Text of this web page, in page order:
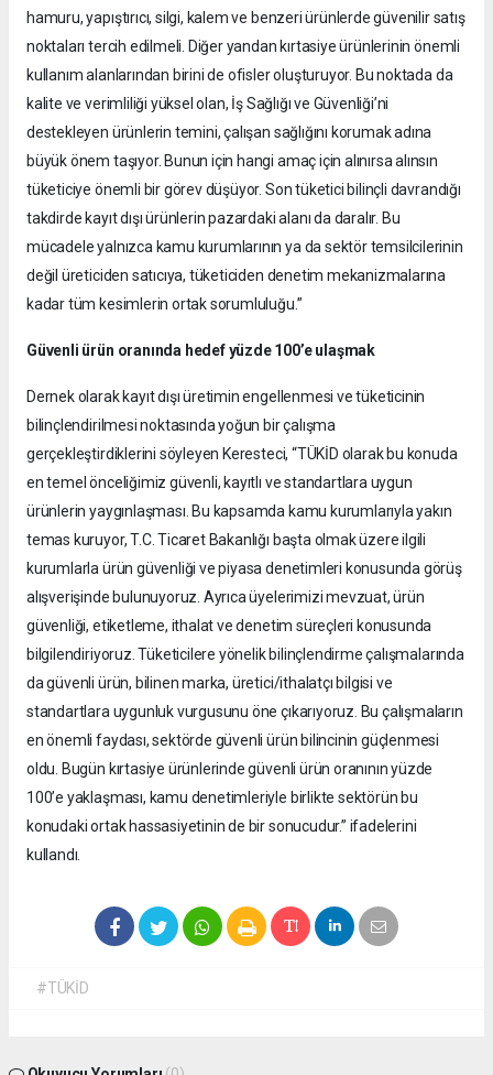
hamuru, yapıştırıcı, silgi, kalem ve benzeri ürünlerde güvenilir satış
noktaları tercih edilmeli. Diğer yandan kırtasiye ürünlerinin önemli
kullanım alanlarından birini de ofisler oluşturuyor. Bu noktada da
kalite ve verimliliği yüksel olan, İş Sağlığı ve Güvenliği’ni
destekleyen ürünlerin temini, çalışan sağlığını korumak adına
büyük önem taşıyor. Bunun için hangi amaç için alınırsa alınsın
tüketiciye önemli bir görev düşüyor. Son tüketici bilinçli davrandığı
takdirde kayıt dışı ürünlerin pazardaki alanı da daralır. Bu
mücadele yalnızca kamu kurumlarının ya da sektör temsilcilerinin
değil üreticiden satıcıya, tüketiciden denetim mekanizmalarına
kadar tüm kesimlerin ortak sorumluluğu.”
Güvenli ürün oranında hedef yüzde 100’e ulaşmak
Dernek olarak kayıt dışı üretimin engellenmesi ve tüketicinin
bilinçlendirilmesi noktasında yoğun bir çalışma
gerçekleştirdiklerini söyleyen Keresteci, “TÜKİD olarak bu konuda
en temel önceliğimiz güvenli, kayıtlı ve standartlara uygun
ürünlerin yaygınlaşması. Bu kapsamda kamu kurumlarıyla yakın
temas kuruyor, T.C. Ticaret Bakanlığı başta olmak üzere ilgili
kurumlarla ürün güvenliği ve piyasa denetimleri konusunda görüş
alışverişinde bulunuyoruz. Ayrıca üyelerimizi mevzuat, ürün
güvenliği, etiketleme, ithalat ve denetim süreçleri konusunda
bilgilendiriyoruz. Tüketicilere yönelik bilinçlendirme çalışmalarında
da güvenli ürün, bilinen marka, üretici/ithalatçı bilgisi ve
standartlara uygunluk vurgusunu öne çıkarıyoruz. Bu çalışmaların
en önemli faydası, sektörde güvenli ürün bilincinin güçlenmesi
oldu. Bugün kırtasiye ürünlerinde güvenli ürün oranının yüzde
100’e yaklaşması, kamu denetimleriyle birlikte sektörün bu
konudaki ortak hassasiyetinin de bir sonucudur.” ifadelerini
kullandı.
#TÜKİD